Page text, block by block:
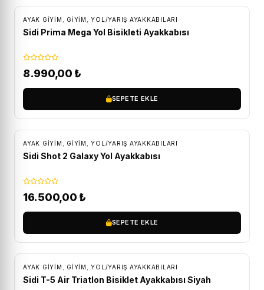
AYAK GIYIM GİYİM ,YOL/YARIŞ AYAKKABILARI
Sidi Prima Mega Yol Bisikleti Ayakkabısı
8.990,00 ₺
SEPETE EKLE
AYAK GIYIM GİYİM ,YOL/YARIŞ AYAKKABILARI
Sidi Shot 2 Galaxy Yol Ayakkabısı
16.500,00 ₺
SEPETE EKLE
AYAK GIYIM GİYİM ,YOL/YARIŞ AYAKKABILARI
Sidi T-5 Air Triatlon Bisiklet Ayakkabısı Siyah